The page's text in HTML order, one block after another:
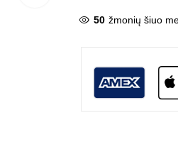
50 žmonių šiuo